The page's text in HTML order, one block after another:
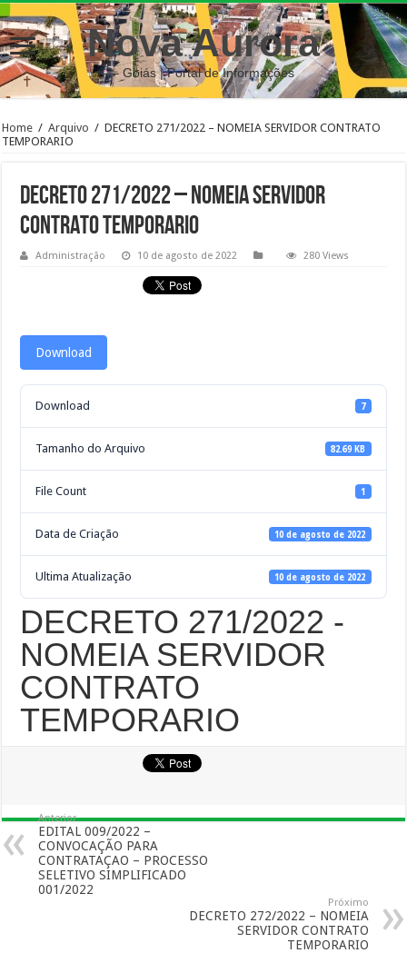
Nova Aurora
– Goiás | Portal de Informações
Home / Arquivo / DECRETO 271/2022 – NOMEIA SERVIDOR CONTRATO
TEMPORARIO
DECRETO 271/2022 – NOMEIA SERVIDOR
CONTRATO TEMPORARIO
Administração 10 de agosto de 2022 280 Views
Download
Download 7
Tamanho do Arquivo 82.69 KB
File Count 1
Data de Criação 10 de agosto de 2022
Ultima Atualização 10 de agosto de 2022
DECRETO 271/2022 -
NOMEIA SERVIDOR
CONTRATO
TEMPORARIO
Anterior
EDITAL 009/2022 –
CONVOCAÇÃO PARA
CONTRATAÇAO – PROCESSO
SELETIVO SIMPLIFICADO
001/2022
Próximo
DECRETO 272/2022 – NOMEIA
SERVIDOR CONTRATO
TEMPORARIO